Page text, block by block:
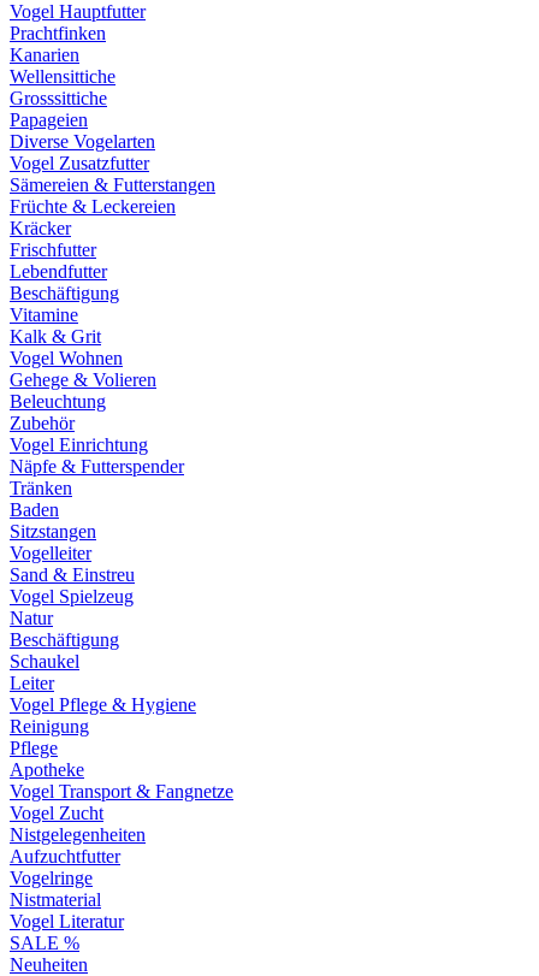
Vogel Hauptfutter
Prachtfinken
Kanarien
Wellensittiche
Grosssittiche
Papageien
Diverse Vogelarten
Vogel Zusatzfutter
Sämereien & Futterstangen
Früchte & Leckereien
Kräcker
Frischfutter
Lebendfutter
Beschäftigung
Vitamine
Kalk & Grit
Vogel Wohnen
Gehege & Volieren
Beleuchtung
Zubehör
Vogel Einrichtung
Näpfe & Futterspender
Tränken
Baden
Sitzstangen
Vogelleiter
Sand & Einstreu
Vogel Spielzeug
Natur
Beschäftigung
Schaukel
Leiter
Vogel Pflege & Hygiene
Reinigung
Pflege
Apotheke
Vogel Transport & Fangnetze
Vogel Zucht
Nistgelegenheiten
Aufzuchtfutter
Vogelringe
Nistmaterial
Vogel Literatur
SALE %
Neuheiten